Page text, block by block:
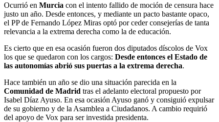
Ocurrió en Murcia con el intento fallido de moción de censura hace
justo un año. Desde entonces, y mediante un pacto bastante opaco,
el PP de Fernando López Miras optó por ceder consejerías de tanta
relevancia a la extrema derecha como la de educación.
Es cierto que en esa ocasión fueron dos diputados díscolos de Vox
los que se quedaron con los cargos: Desde entonces el Estado de
las autonomías abrió sus puertas a la extrema derecha.
Hace también un año se dio una situación parecida en la
Comunidad de Madrid tras el adelanto electoral propuesto por
Isabel Díaz Ayuso. En esa ocasión Ayuso ganó y consiguió expulsar
de su gobierno y de la Asamblea a Ciudadanos. A cambio requirió
del apoyo de Vox para ser investida presidenta.